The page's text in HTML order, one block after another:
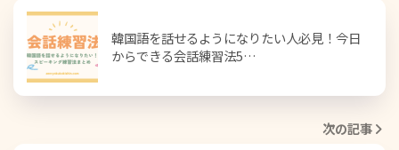
韓国語を話せるようになりたい人必見！今日
からできる会話練習法5…
次の記事